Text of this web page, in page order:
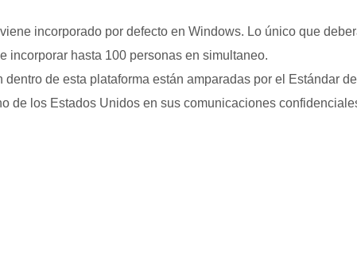
incorporado por defecto en Windows. Lo único que
incorporar hasta 100 personas en simultaneo.
de esta plataforma están amparadas por el Estándar
de los Estados Unidos en sus comunicaciones